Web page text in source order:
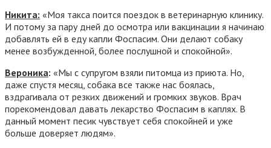
Никита: «Моя такса поится поездок в ветеринарную клинику.
И потому за пару дней до осмотра или вакцинации я начинаю
добавлять ей в еду капли Фоспасим. Они делают собаку
менее возбужденной, более послушной и спокойной».
Вероника: «Мы с супругом взяли питомца из приюта. Но,
даже спустя месяц, собака все также нас боялась,
вздрагивала от резких движений и громких звуков. Врач
порекомендовал давать лекарство Фоспасим в каплях. В
данный момент песик чувствует себя спокойней и уже
больше доверяет людям».